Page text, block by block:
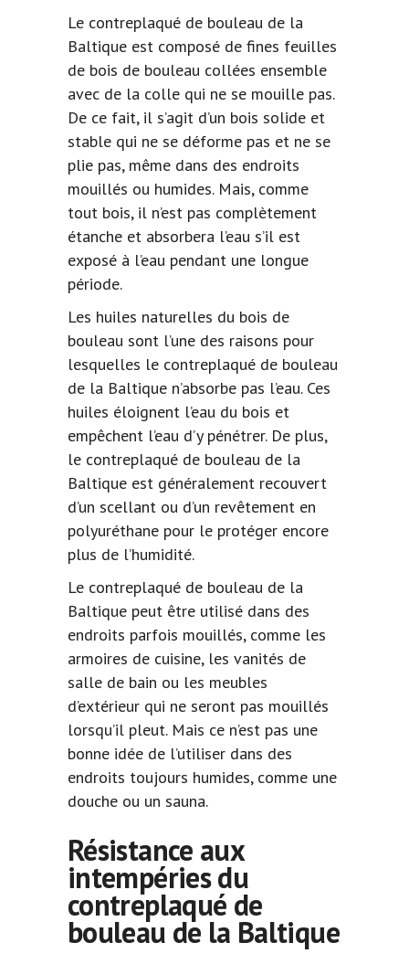
Le contreplaqué de bouleau de la
Baltique est composé de fines feuilles
de bois de bouleau collées ensemble
avec de la colle qui ne se mouille pas.
De ce fait, il s’agit d’un bois solide et
stable qui ne se déforme pas et ne se
plie pas, même dans des endroits
mouillés ou humides. Mais, comme
tout bois, il n’est pas complètement
étanche et absorbera l’eau s’il est
exposé à l’eau pendant une longue
période.
Les huiles naturelles du bois de
bouleau sont l’une des raisons pour
lesquelles le contreplaqué de bouleau
de la Baltique n’absorbe pas l’eau. Ces
huiles éloignent l’eau du bois et
empêchent l’eau d’y pénétrer. De plus,
le contreplaqué de bouleau de la
Baltique est généralement recouvert
d’un scellant ou d’un revêtement en
polyuréthane pour le protéger encore
plus de l’humidité.
Le contreplaqué de bouleau de la
Baltique peut être utilisé dans des
endroits parfois mouillés, comme les
armoires de cuisine, les vanités de
salle de bain ou les meubles
d’extérieur qui ne seront pas mouillés
lorsqu’il pleut. Mais ce n’est pas une
bonne idée de l’utiliser dans des
endroits toujours humides, comme une
douche ou un sauna.
Résistance aux
intempéries du
contreplaqué de
bouleau de la Baltique